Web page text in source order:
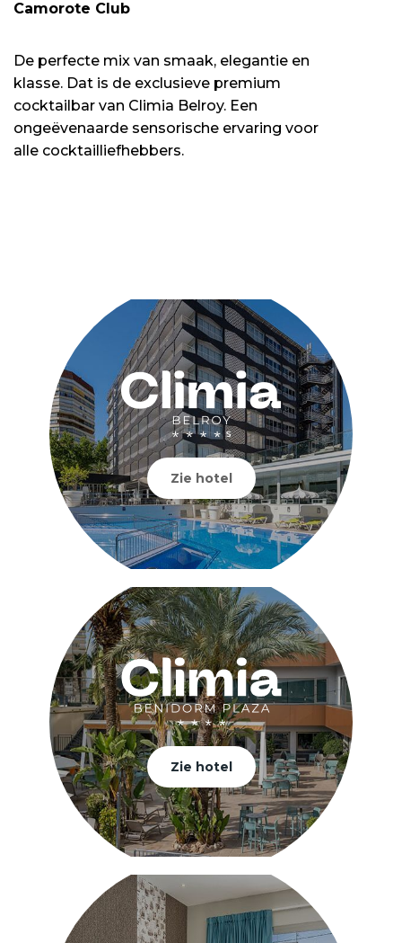
Camorote Club
De perfecte mix van smaak, elegantie en
klasse. Dat is de exclusieve premium
cocktailbar van Climia Belroy. Een
ongeëvenaarde sensorische ervaring voor
alle cocktailliefhebbers.
Zie hotel
Zie hotel